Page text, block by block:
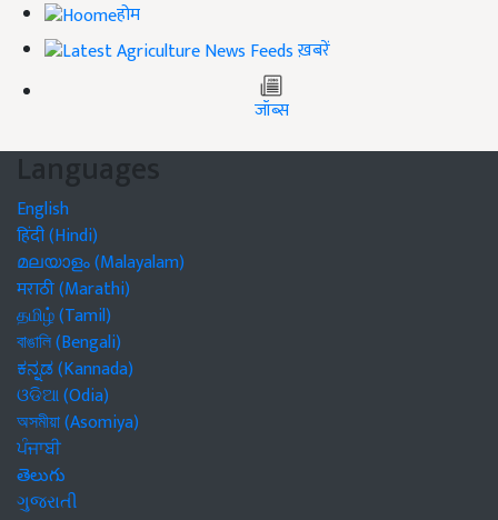
होम
ख़बरें
जॉब्स
Languages
English
हिंदी (Hindi)
മലയാളം (Malayalam)
मराठी (Marathi)
தமிழ் (Tamil)
বাঙালি (Bengali)
ಕನ್ನಡ (Kannada)
ଓଡିଆ (Odia)
অসমীয়া (Asomiya)
ਪੰਜਾਬੀ
తెలుగు
ગુજરાતી